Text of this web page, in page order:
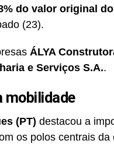
do valor original
(23).
ÁLYA
e Serviços S.A..
mobilidade
(PT) destacou a
os polos centrais da